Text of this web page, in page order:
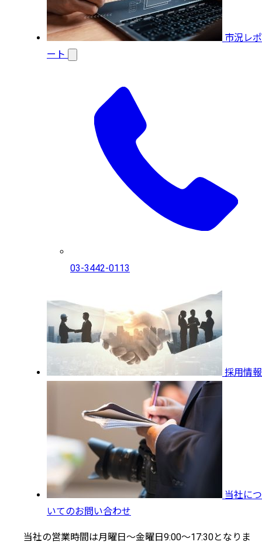
市況レポ
ート
03-3442-0113
採用情報
当社につ
いてのお問い合わせ
当社の営業時間は月曜日～金曜日9:00～17:30となりま